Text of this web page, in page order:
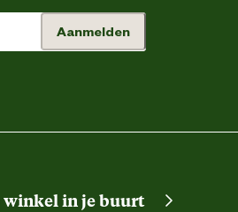
Aanmelden
winkel in je buurt